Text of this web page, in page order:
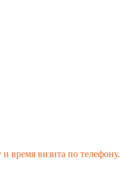
время визита по телефону.